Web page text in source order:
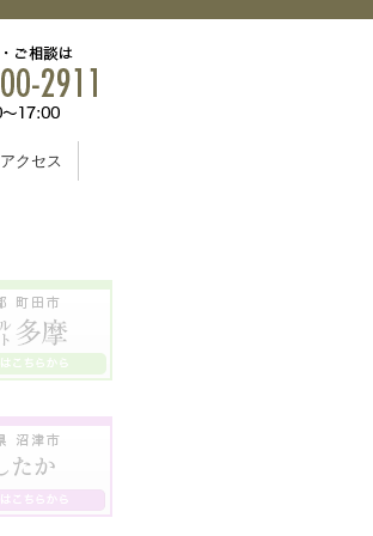
アクセス